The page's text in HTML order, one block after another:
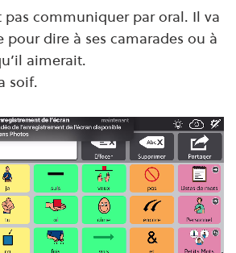
pas communiquer par oral. Il va
dire à ses camarades ou à
aimerait.
soif.